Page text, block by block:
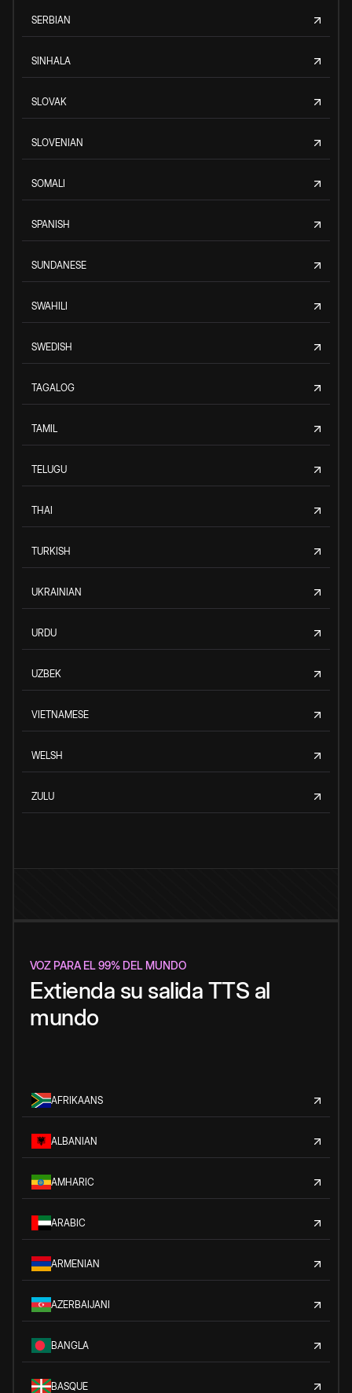
SERBIAN
SINHALA
SLOVAK
SLOVENIAN
SOMALI
SPANISH
SUNDANESE
SWAHILI
SWEDISH
TAGALOG
TAMIL
TELUGU
THAI
TURKISH
UKRAINIAN
URDU
UZBEK
VIETNAMESE
WELSH
ZULU
VOZ PARA EL 99% DEL MUNDO
Extienda su salida TTS al
mundo
AFRIKAANS
ALBANIAN
AMHARIC
ARABIC
ARMENIAN
AZERBAIJANI
BANGLA
BASQUE